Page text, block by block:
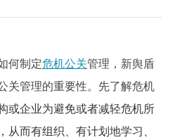
何制定危机公关管理，新舆盾
关管理的重要性。先了解危机
或企业为避免或者减轻危机所
从而有组织、有计划地学习、